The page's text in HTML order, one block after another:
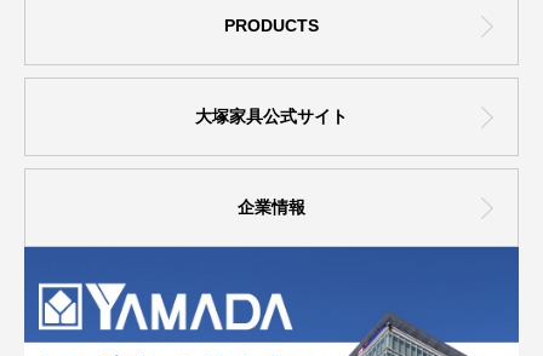
PRODUCTS
大塚家具公式サイト
企業情報